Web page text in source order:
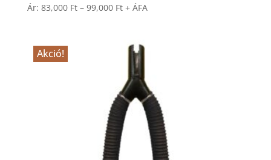
Ár: 83,000 Ft – 99,000 FtÁrtartomány:
99,000 Ft
+ ÁFA
Akció!